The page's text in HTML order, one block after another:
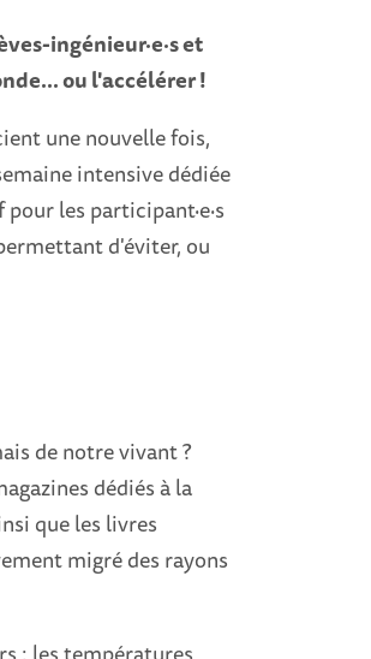
ingénieur·e·s et
ou l'accélérer !
une nouvelle fois,
intensive dédiée
les participant·e·s
d'éviter, ou
de notre vivant ?
dédiés à la
que les livres
migré des rayons